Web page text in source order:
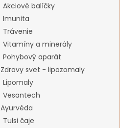
Akciové balíčky
Imunita
Trávenie
Vitamíny a minerály
Pohybový aparát
Zdravy svet - lipozomaly
Lipomaly
Vesantech
Ayurvéda
Tulsi čaje